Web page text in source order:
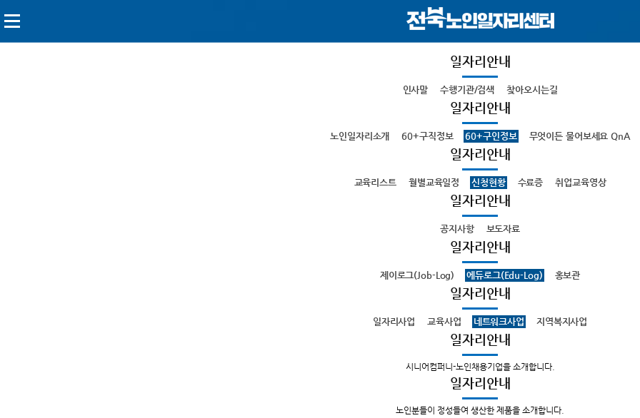
일자리안내
인사말 수행기관/검색 찾아오시는길
일자리안내
노인일자리소개 60+구직정보 60+구인정보 무엇이든 물어보세요 QnA
일자리안내
교육리스트 월별교육일정 신청현황 수료증 취업교육영상
일자리안내
공지사항 보도자료
일자리안내
제이로그(Job-Log) 에듀로그(Edu-Log) 홍보관
일자리안내
일자리사업 교육사업 네트워크사업 지역복지사업
일자리안내
시니어컴퍼니-노인채용기업을 소개합니다.
일자리안내
노인분들이 정성들여 생산한 제품을 소개합니다.